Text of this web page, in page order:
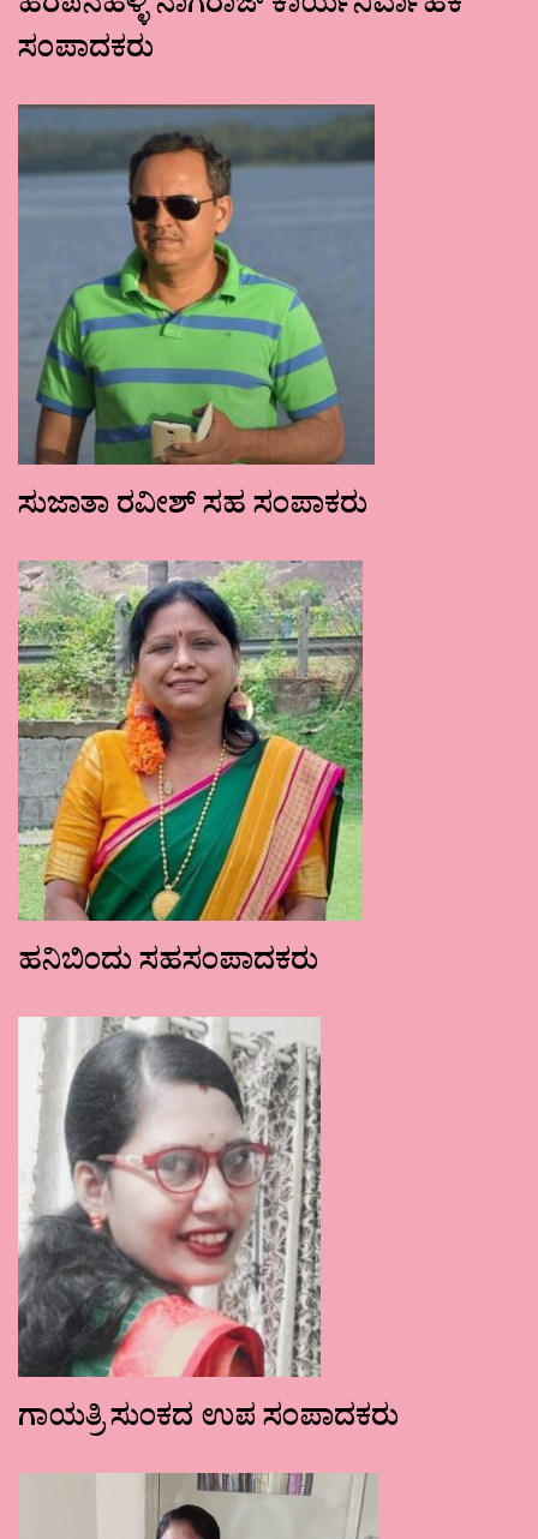
ಸಂಪಾದಕರು
ಸುಜಾತಾ ರವೀಶ್ ಸಹ ಸಂಪಾಕರು
ಹನಿಬಿಂದು ಸಹಸಂಪಾದಕರು
ಗಾಯತ್ರಿ ಸುಂಕದ ಉಪ ಸಂಪಾದಕರು